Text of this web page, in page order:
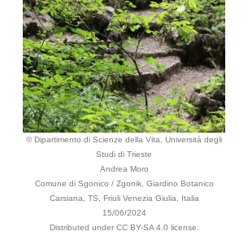
© Dipartimento di Scienze della Vita, Università degli
Studi di Trieste
Andrea Moro
Comune di Sgonico / Zgonik, Giardino Botanico
Carsiana, TS, Friuli Venezia Giulia, Italia
15/06/2024
Distributed under CC BY-SA 4.0 license.